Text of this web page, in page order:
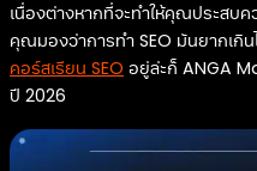
เนื่องต่างหากที่จะทำให้คุณประสบ
คุณมองว่าการทำ SEO มันยากเกิ
คอร์สเรียน SEO อยู่ล่ะก็ ANGA
ปี 2026